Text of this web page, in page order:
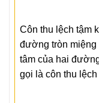
Côn thu lệch tậm
đường tròn miệng
tâm của hai
gọi là côn thu lệch